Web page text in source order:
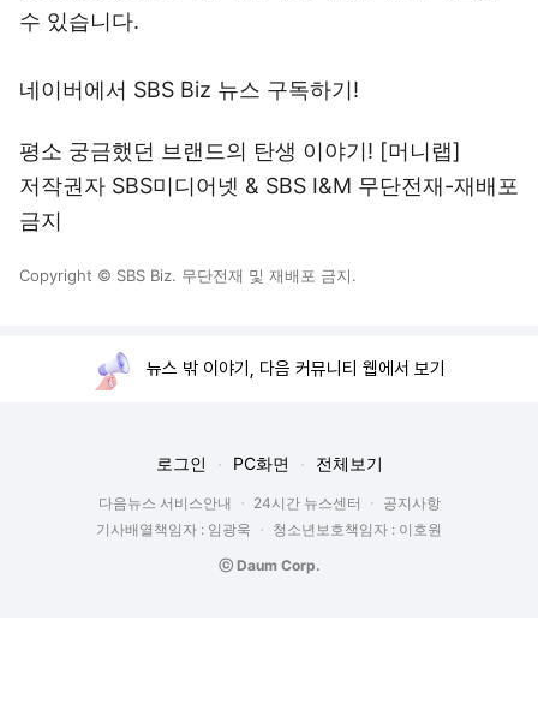
수 있습니다.
네이버에서 SBS Biz 뉴스 구독하기!
평소 궁금했던 브랜드의 탄생 이야기! [머니랩]
저작권자 SBS미디어넷 & SBS I&M 무단전재-재배포
금지
Copyright © SBS Biz. 무단전재 및 재배포 금지.
뉴스 밖 이야기, 다음 커뮤니티 웹에서 보기
로그인 PC화면 전체보기
다음뉴스 서비스안내 24시간 뉴스센터
공지사항
기사배열책임자 : 임광욱
청소년보호책임자 : 이호원
ⓒ Daum Corp.